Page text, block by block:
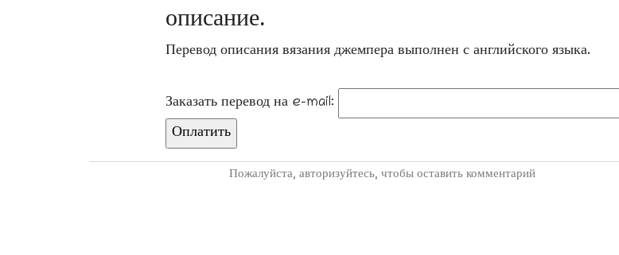
описание.
Перевод описания вязания джемпера выполнен с английского языка.
Заказать перевод на e-mail:
Пожалуйста, авторизуйтесь, чтобы оставить комментарий